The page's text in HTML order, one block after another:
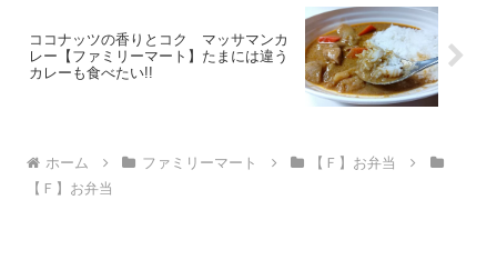
ココナッツの香りとコク マッサマンカ
レー【ファミリーマート】たまには違う
カレーも食べたい!!
ホーム ファミリーマート
【Ｆ】お弁当
【Ｆ】お弁当